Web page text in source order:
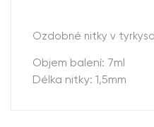
Ozdobné nitky v
Objem balení: 7ml
Délka nitky: 1,5mm